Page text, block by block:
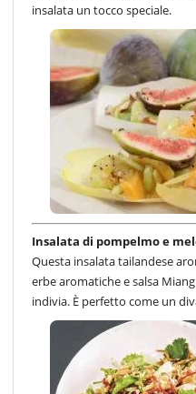
insalata un tocco speciale.
Insalata di pompelmo e
Questa insalata tailandese
erbe aromatiche e salsa
indivia. È perfetto come un